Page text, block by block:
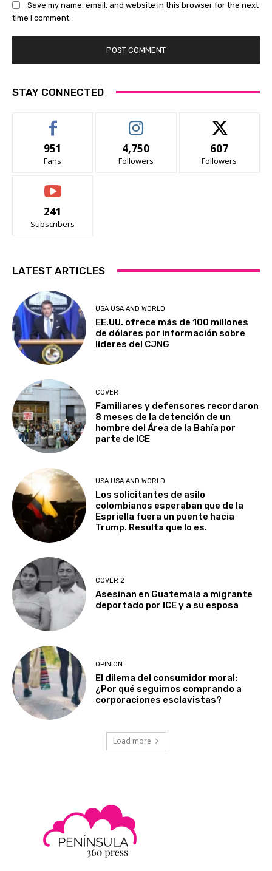
Save my name, email, and website in this browser for the next
time I comment.
STAY CONNECTED
951
Fans
4,750
Followers
607
Followers
241
Subscribers
LATEST ARTICLES
USA USA AND WORLD
EE.UU. ofrece más de 100 millones
de dólares por información sobre
líderes del CJNG
COVER
Familiares y defensores recordaron
8 meses de la detención de un
hombre del Área de la Bahía por
parte de ICE
USA USA AND WORLD
Los solicitantes de asilo
colombianos esperaban que de la
Espriella fuera un puente hacia
Trump. Resulta que lo es.
COVER 2
Asesinan en Guatemala a migrante
deportado por ICE y a su esposa
OPINION
El dilema del consumidor moral:
¿Por qué seguimos comprando a
corporaciones esclavistas?
Load more